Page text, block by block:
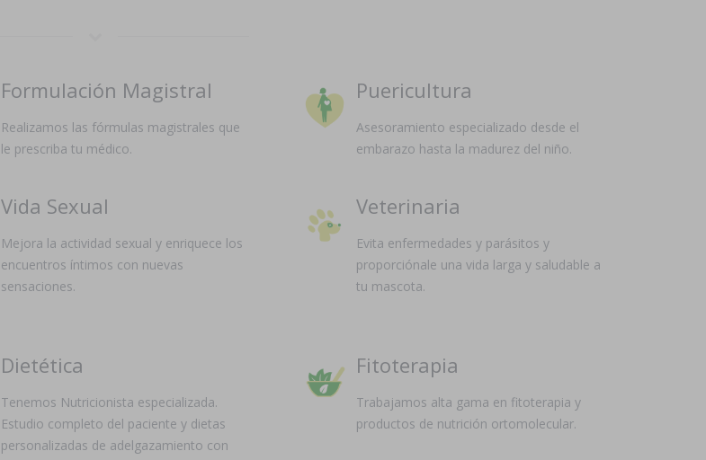
Formulación Magistral
Realizamos las fórmulas magistrales que
le prescriba tu médico.
Puericultura
Asesoramiento especializado desde el
embarazo hasta la madurez del niño.
Vida Sexual
Mejora la actividad sexual y enriquece los
encuentros íntimos con nuevas
sensaciones.
Veterinaria
Evita enfermedades y parásitos y
proporciónale una vida larga y saludable a
tu mascota.
Dietética
Tenemos Nutricionista especializada.
Estudio completo del paciente y dietas
personalizadas de adelgazamiento con
Fitoterapia
Trabajamos alta gama en fitoterapia y
productos de nutrición ortomolecular.